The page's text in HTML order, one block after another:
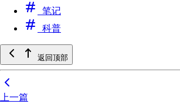
笔记
科普
返回顶部
上一篇